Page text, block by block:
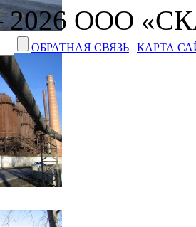
ООО
ОБРАТНАЯ СВЯЗЬ | КАРТА